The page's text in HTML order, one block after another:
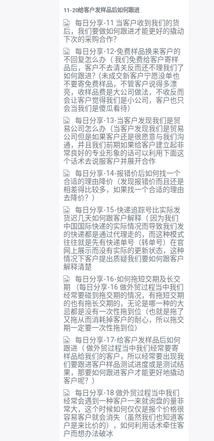
11-20给客户发样品后如何跟进
每日分享-11 当客户收到我们的货
后，我们要做如何跟进才能更好的撬动
下次的采购合作？
每日分享-12-免费样品换来客户的
不回复怎么办（ 我们免费给客户寄样
品后，客户不去清关反而还不理我们了
如何跟进？(未成交新客户宁愿没单也
不要寄免费样品，不管客户说得多漂
亮，收样品费是大公司做法，不收反而
会让客户觉得我们是小公司，客户也只
会当我们是傻瓜看待）
每日分享-13-当客户发现我们是贸
易公司怎么办（当客户发现我们是贸易
公司但是如果客户还是很愿意与我们沟
通，并且我们前期如果给客户建立起非
常良好的专业形象的话可以利用下面这
个话术去说服客户并展开合作
每日分享-14-报错价后如何找一个
合适的理由降价（发现报错价而且还是
相差得比较多，如果找一个合适的理由
去降价？）
每日分享-15-快递追踪号比实际发
货迟几天如何跟客户解释（ 因为我们
中国国际快递的实际情况而导致我们发
的快递都是通过代理走的，而这种模式
往往就是先有快递单号（转单号）在官
网上展示而没有实际的更新状态，这种
情况下客户提出质疑我们要如何跟客户
解释清楚
每日分享-16-如何拖短交期及长交
期 （每日分享-16 做外贸过程当中我们
经常要碰到拖交期的情况，有拖短交期
的也有拖长交期的，无论是哪一种的大
忌都是没有一次性拖到位（也就是拖了
又拖从而消耗掉客户的耐心，所以拖交
期一定要一次性拖到位）
每日分享-17-给客户发样品后如何
跟进（ 做外贸过程当中我们经常要寄
样品给我们的客户，所以经常要出现我
们要跟进客户样品测试进度或是测试结
果，那要如何跟进客户才能更好地撬动
客户呢？）
每日分享-18 做外贸过程当中我们
经常会遇到一种客户一来就询盘的量非
常大，这个时候如何仅仅是报个价格很
容易客户就会消失（虽然我们也知道客
户是来比价的），如何利用话术牵住客
户而想办法破冰